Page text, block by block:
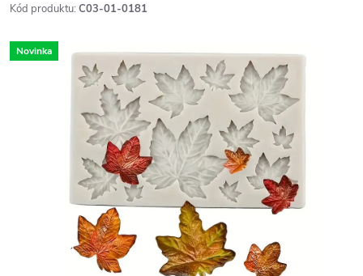
Kód produktu: C03-01-0181
Novinka